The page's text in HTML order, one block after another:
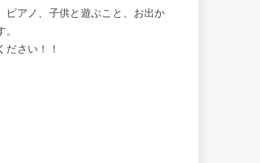
ピアノ、子供と遊ぶこと、お出か
ださい！！